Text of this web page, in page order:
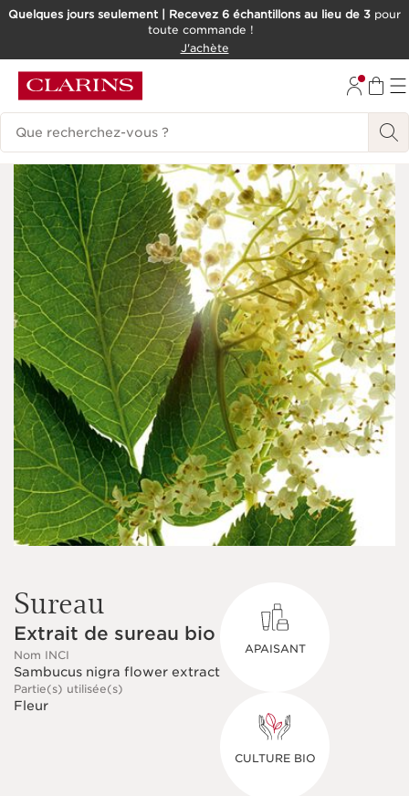
ALLER AU CONTENU
Quelques jours seulement | Recevez 6 échantillons au lieu de 3 pour
toute commande !
J'achète
Historique des recherches
Sureau
Extrait de sureau bio
Nom INCI
Sambucus nigra flower extract
Partie(s) utilisée(s)
Fleur
APAISANT
CULTURE BIO